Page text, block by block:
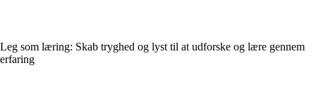
Leg som læring: Skab tryghed og lyst til at udforske og lære gennem
erfaring